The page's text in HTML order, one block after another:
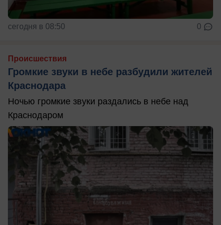
сегодня в 08:50 0
Происшествия
Громкие звуки в небе разбудили жителей
Краснодара
Ночью громкие звуки раздались в небе над
Краснодаром